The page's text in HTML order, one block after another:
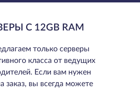
С 12GB RAM
только серверы
класса от ведущих
Если вам нужен
заказ, вы всегда можете